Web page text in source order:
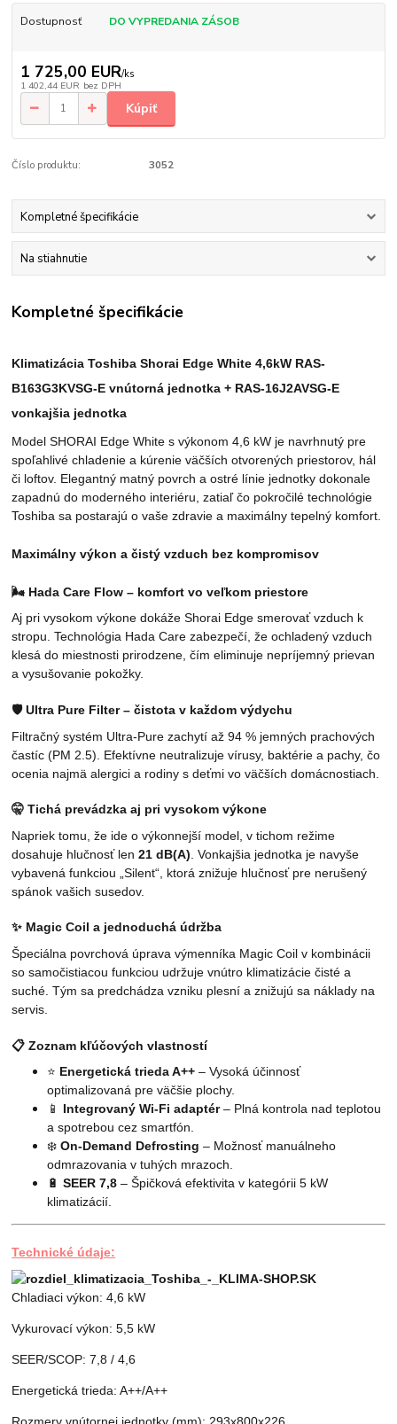
Dostupnosť DO VYPREDANIA ZÁSOB
1 725,00 EUR/ks
1 402,44 EUR bez DPH
Kúpiť
Číslo produktu: 3052
Kompletné špecifikácie
Na stiahnutie
Kompletné špecifikácie
Klimatizácia Toshiba Shorai Edge White 4,6kW RAS-
B163G3KVSG-E vnútorná jednotka + RAS-16J2AVSG-E
vonkajšia jednotka
Model SHORAI Edge White s výkonom 4,6 kW je navrhnutý pre
spoľahlivé chladenie a kúrenie väčších otvorených priestorov, hál
či loftov. Elegantný matný povrch a ostré línie jednotky dokonale
zapadnú do moderného interiéru, zatiaľ čo pokročilé technológie
Toshiba sa postarajú o vaše zdravie a maximálny tepelný komfort.
Maximálny výkon a čistý vzduch bez kompromisov
🌬️ Hada Care Flow – komfort vo veľkom priestore
Aj pri vysokom výkone dokáže Shorai Edge smerovať vzduch k
stropu. Technológia Hada Care zabezpečí, že ochladený vzduch
klesá do miestnosti prirodzene, čím eliminuje nepríjemný prievan
a vysušovanie pokožky.
🛡️Ultra Pure Filter – čistota v každom výdychu
Filtračný systém Ultra-Pure zachytí až 94 % jemných prachových
častíc (PM 2.5). Efektívne neutralizuje vírusy, baktérie a pachy, čo
ocenia najmä alergici a rodiny s deťmi vo väčších domácnostiach.
🤫Tichá prevádzka aj pri vysokom výkone
Napriek tomu, že ide o výkonnejší model, v tichom režime
dosahuje hlučnosť len21 dB(A) . Vonkajšia jednotka je navyše
vybavená funkciou „Silent“, ktorá znižuje hlučnosť pre nerušený
spánok vašich susedov.
✨ Magic Coil a jednoduchá údržba
Špeciálna povrchová úprava výmenníka Magic Coil v kombinácii
so samočistiacou funkciou udržuje vnútro klimatizácie čisté a
suché. Tým sa predchádza vzniku plesní a znižujú sa náklady na
servis.
📋Zoznam kľúčových vlastností
⭐ Energetická trieda A++ – Vysoká účinnosť
optimalizovaná pre väčšie plochy.
📱 Integrovaný Wi-Fi adaptér– Plná kontrola nad teplotou
a spotrebou cez smartfón.
❄️On-Demand Defrosting – Možnosť manuálneho
odmrazovania v tuhých mrazoch.
🔋SEER 7,8 – Špičková efektivita v kategórii 5 kW
klimatizácií.
Technické údaje:
Chladiaci výkon: 4,6 kW
Vykurovací výkon: 5,5 kW
SEER/SCOP: 7,8 / 4,6
Energetická trieda: A++/A++
Rozmery vnútornej jednotky (mm): 293x800x226